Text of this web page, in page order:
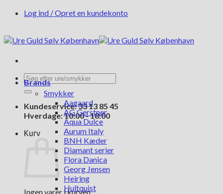
FortsætLog ind / Opret en kundekonto
Søg
efter:
Kundeservice: 33 13 85 45
Hverdage: 10:00 - 18:00
Kurv
Ingen varer i kurven.
Brands
Smykker
Aagaard
AG Gerstner
Aqua Dulce
Aurum Italy
BNH Kæder
Diamant serier
Flora Danica
Georg Jensen
Heiring
Hultquist